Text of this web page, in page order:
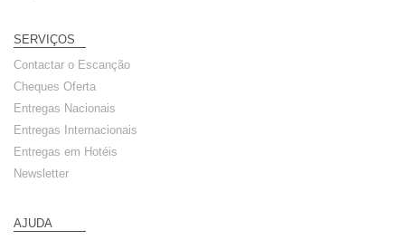
SERVIÇOS
Contactar o Escanção
Cheques Oferta
Entregas Nacionais
Entregas Internacionais
Entregas em Hotéis
Newsletter
AJUDA